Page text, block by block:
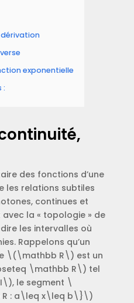
dérivation
exponentielle
:
des fonctions d’une
les relations subtiles
continues et
la « topologie » de
les intervalles où
Rappelons qu’un
\(\mathbb R\) est un
\mathbb R\) tel
le segment \
: a\leq x\leq b\}\)